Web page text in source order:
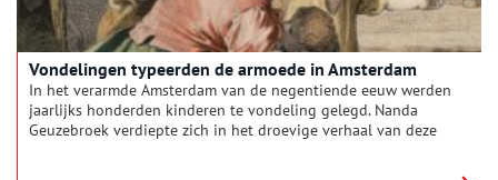
Vondelingen typeerden de armoede in Amsterdam
In het verarmde Amsterdam van de negentiende eeuw werden
jaarlijks honderden kinderen te vondeling gelegd. Nanda
Geuzebroek verdiepte zich in het droevige verhaal van deze